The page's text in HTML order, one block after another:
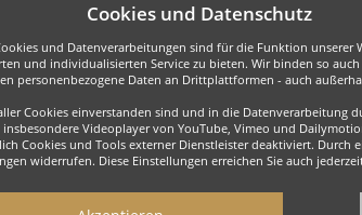
Cookies und Datenschutz
und Datenverarbeitungen sind für die Funktion
und individualisierten Service zu bieten. Wir binden so
personenbezogene Daten an Drittplattformen - auch
Cookies einverstanden sind und in die
Videoplayer von YouTube, Vimeo und
Cookies und Tools externer Dienstleister deaktiviert. Durch
widerrufen. Diese Einstellungen erreichen Sie auch